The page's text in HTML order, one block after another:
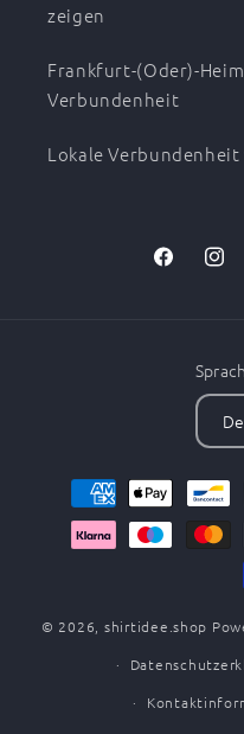
zeigen
Frankfurt-(Oder)-
Verbundenheit
Lokale
Facebook
Zahlungsmethoden
© 2026, shirtidee.shop